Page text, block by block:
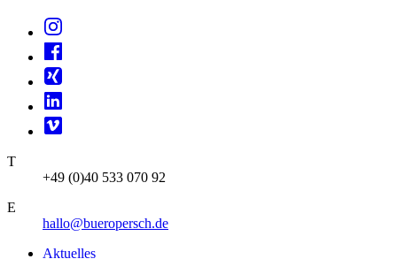
T
+49 (0)40 533 070 92
E
hallo@bueropersch.de
Aktuelles